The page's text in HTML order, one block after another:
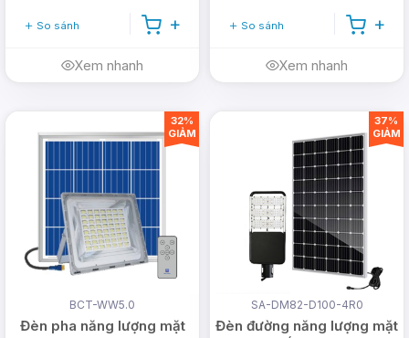
Nhược
phụ
thuộc
vào
thời
tiết
Thời
gian
chiếu
điện
chi phí
tiền
nhiều
làm
Thời
giới hạn
Giá
thành
cao
Cường
Hiệu
suất
chiếu
thuộc
vào
thời tiết
Thời
gian
chiếu
sáng
giới
hạn do
So sánh
Xem nhanh
So sánh
Xem nhanh
BCT-WW5.0
Đèn pha năng lượng mặt
32%
GIẢM
SA-DM82-D100-4R0
Đèn đường năng lượng mặt
37%
GIẢM